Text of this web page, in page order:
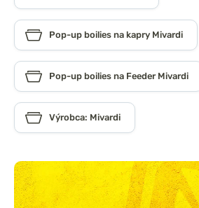
Pop-up boilies na kapry Mivardi
Pop-up boilies na Feeder Mivardi
Výrobca: Mivardi